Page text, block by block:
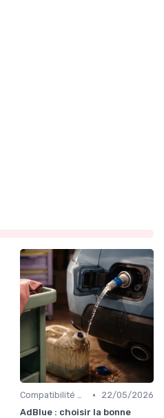
Compatibilité des Pièces •
22/05/2026
AdBlue : choisir la bonne